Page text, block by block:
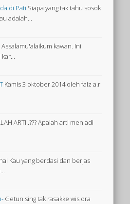
di Pati Siapa yang tak tahu sosok
adalah...
Assalamu'alaikum kawan. Ini
Kamis 3 oktober 2014 oleh faiz a.r
ARTI..??? Apalah arti menjadi
Kau yang berdasi dan berjas
Getun sing tak rasakke wis ora